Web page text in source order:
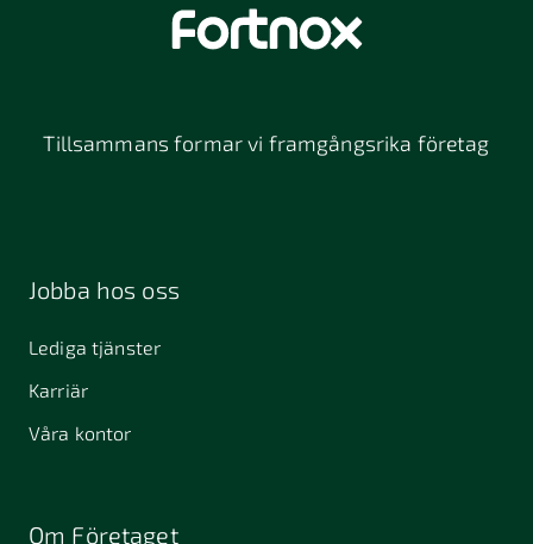
Tillsammans formar vi framgångsrika företag
Jobba hos oss
Lediga tjänster
Karriär
Våra kontor
Om Företaget